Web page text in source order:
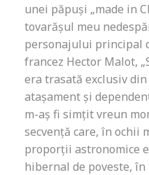
unei păpuși „made in
tovarășul meu
personajului principal
francez Hector Malot,
era trasată exclusiv
atașament și
m-aș fi simțit vreun
secvență care, în ochii
proporții astronomice
hibernal de poveste,